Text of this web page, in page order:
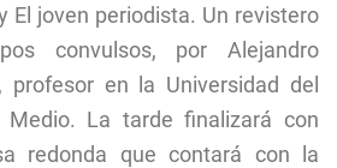
El joven periodista. Un revistero
convulsos, por Alejandro
profesor en la Universidad del
Medio. La tarde finalizará con
redonda que contará con la